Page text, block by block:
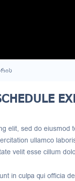
elit, sed do
ullamco
velit esse cillum
in culpa qui officia